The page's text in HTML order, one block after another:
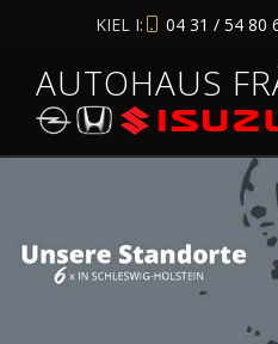
KIEL I: 04 31 / 54 80
AUTOHAUS